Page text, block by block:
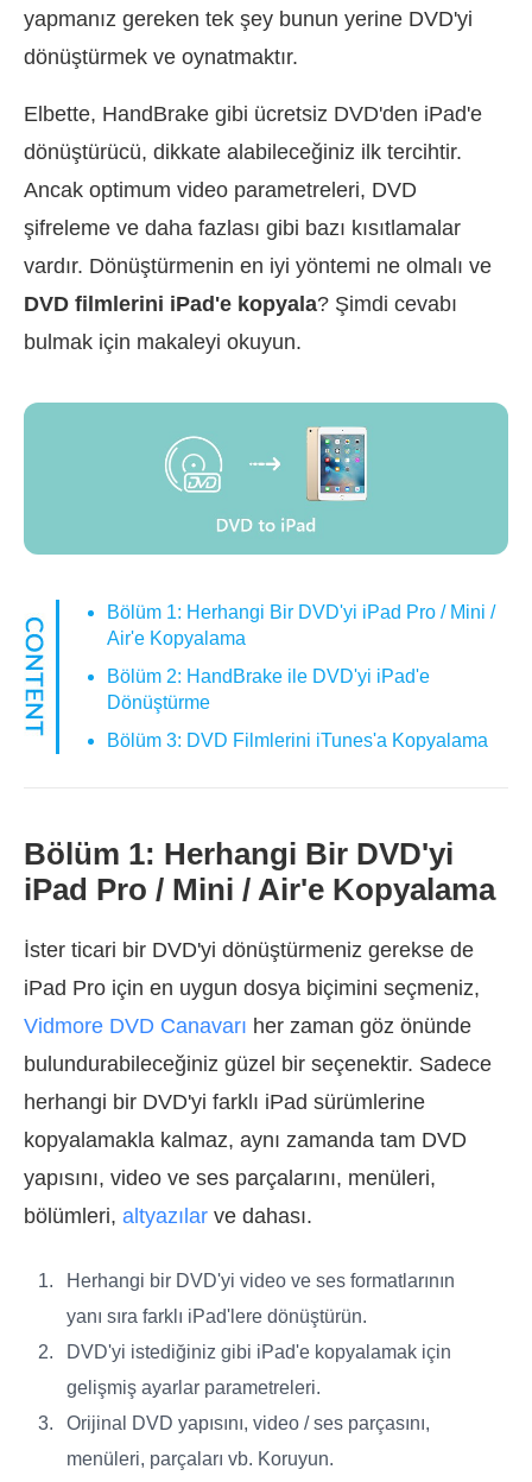
yapmanız gereken tek şey bunun yerine DVD'yi
dönüştürmek ve oynatmaktır.
Elbette, HandBrake gibi ücretsiz DVD'den iPad'e
dönüştürücü, dikkate alabileceğiniz ilk tercihtir.
Ancak optimum video parametreleri, DVD
şifreleme ve daha fazlası gibi bazı kısıtlamalar
vardır. Dönüştürmenin en iyi yöntemi ne olmalı ve
DVD filmlerini iPad'e kopyala? Şimdi cevabı
bulmak için makaleyi okuyun.
Bölüm 1: Herhangi Bir DVD'yi iPad Pro / Mini /
Air'e Kopyalama
Bölüm 2: HandBrake ile DVD'yi iPad'e
Dönüştürme
Bölüm 3: DVD Filmlerini iTunes'a Kopyalama
Bölüm 1: Herhangi Bir DVD'yi
iPad Pro / Mini / Air'e Kopyalama
İster ticari bir DVD'yi dönüştürmeniz gerekse de
iPad Pro için en uygun dosya biçimini seçmeniz,
Vidmore DVD Canavarı her zaman göz önünde
bulundurabileceğiniz güzel bir seçenektir. Sadece
herhangi bir DVD'yi farklı iPad sürümlerine
kopyalamakla kalmaz, aynı zamanda tam DVD
yapısını, video ve ses parçalarını, menüleri,
bölümleri, altyazılar ve dahası.
Herhangi bir DVD'yi video ve ses formatlarının
yanı sıra farklı iPad'lere dönüştürün.
DVD'yi istediğiniz gibi iPad'e kopyalamak için
gelişmiş ayarlar parametreleri.
Orijinal DVD yapısını, video / ses parçasını,
menüleri, parçaları vb. Koruyun.